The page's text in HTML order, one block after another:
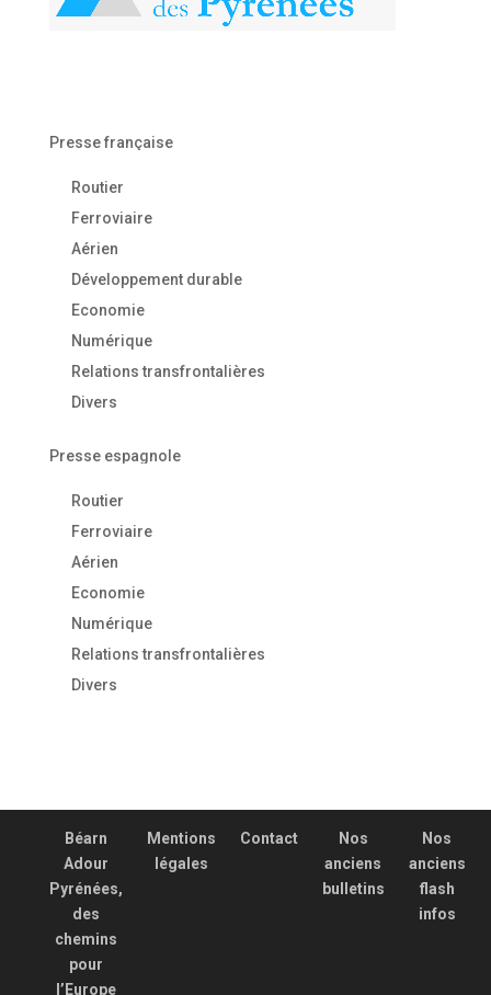
Presse française
Routier
Ferroviaire
Aérien
Développement durable
Economie
Numérique
Relations transfrontalières
Divers
Presse espagnole
Routier
Ferroviaire
Aérien
Economie
Numérique
Relations transfrontalières
Divers
Béarn
Adour
Pyrénées,
des
chemins
pour
l’Europe
Mentions
légales
Contact
Nos
anciens
bulletins
Nos
anciens
flash
infos